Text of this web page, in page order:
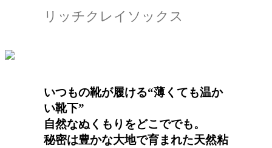
リッチクレイソックス
いつもの靴が履ける“薄くても温か
い靴下”
自然なぬくもりをどこででも。
秘密は豊かな大地で育まれた天然粘